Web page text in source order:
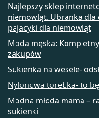
Najlepszy sklep
niemowląt. Ubranka dla
pajacyki dla niemowląt
Moda męska:
zakupów
Sukienka na wesele-
Nylonowa torebka- to
Modna młoda mama –
sukienki